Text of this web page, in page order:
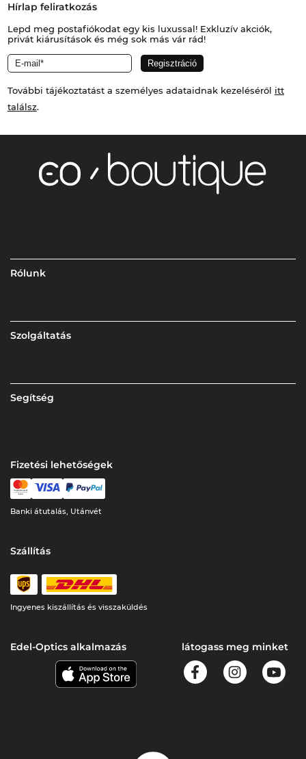
Hírlap feliratkozás
Lepd meg postafiókodat egy kis luxussal! Exkluzív akciók,
privát kiárusítások és még sok más vár rád!
További tájékoztatást a személyes adataidnak kezeléséről itt
találsz.
Rólunk
Szolgáltatás
Segítség
Fizetési lehetőségek
Banki átutalás, Utánvét
Szállítás
Ingyenes kiszállítás és visszaküldés
Edel-Optics alkalmazás látogass meg minket